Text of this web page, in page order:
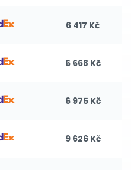
6 417 Kč
6 668 Kč
6 975 Kč
9 626 Kč